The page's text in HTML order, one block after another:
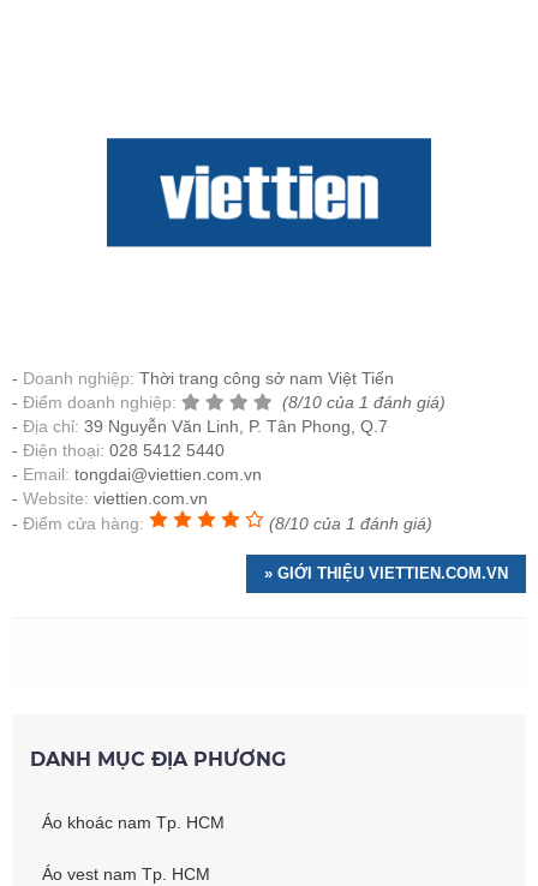
Doanh nghiệp: Thời trang công sở nam Việt Tiến
Điểm doanh nghiệp:
(8/10 của 1 đánh giá)
Địa chỉ: 39 Nguyễn Văn Linh, P. Tân Phong, Q.7
Điện thoại: 028 5412 5440
Email: tongdai@viettien.com.vn
Website: viettien.com.vn
Điểm cửa hàng:
(8/10 của 1 đánh giá)
» GIỚI THIỆU VIETTIEN.COM.VN
DANH MỤC ĐỊA PHƯƠNG
Áo khoác nam Tp. HCM
Áo vest nam Tp. HCM